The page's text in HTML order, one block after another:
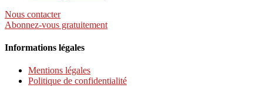
Nous contacter
Abonnez-vous gratuitement
Informations légales
Mentions légales
Politique de confidentialité